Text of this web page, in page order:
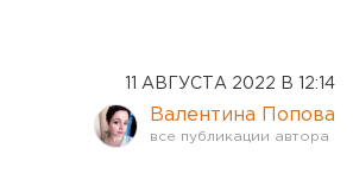
11 АВГУСТА 2022 В 12:14
Валентина Попова